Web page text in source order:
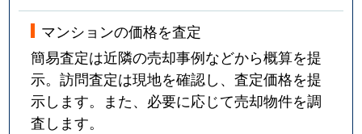
マンションの価格を査定
簡易査定は近隣の売却事例などから概算を提
示。訪問査定は現地を確認し、査定価格を提
示します。また、必要に応じて売却物件を調
査します。